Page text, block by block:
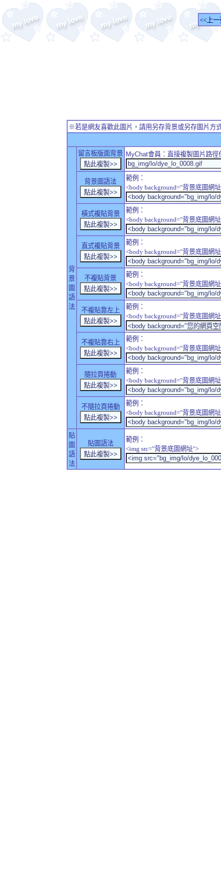
<<上一
※若是網友喜歡此圖片，請用另存背景或另存圖片方
背
景
圖
語
法
留言板版面背景 MyChat會員：直接複製圖片路
背景圖語法
範例：
<body background="背景底圖網
橫式複貼背景
範例：
<body background="背景底圖網
直式複貼背景
範例：
<body background="背景底圖網
不複貼背景
範例：
<body background="背景底圖網
不複貼靠左上
範例：
<body background="背景底圖網
不複貼靠右上
範例：
<body background="背景底圖網
隨拉頁捲動
範例：
<body background="背景底圖網
不隨拉頁捲動
範例：
<body background="背景底圖網
貼
圖
語
法
貼圖語法
範例：
<img src="背景底圖網址">